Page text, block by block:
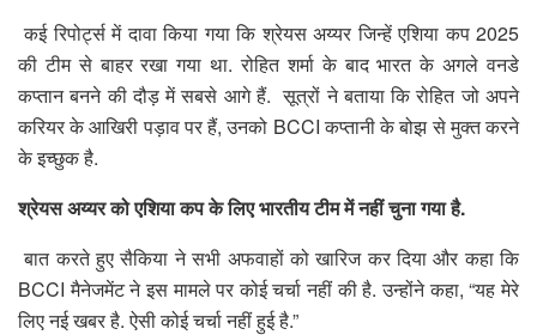
कई रिपोर्ट्स में दावा किया गया कि श्रेयस अय्यर जिन्हें एशिया कप 2025
की टीम से बाहर रखा गया था. रोहित शर्मा के बाद भारत के अगले वनडे
कप्तान बनने की दौड़ में सबसे आगे हैं. सूत्रों ने बताया कि रोहित जो अपने
करियर के आखिरी पड़ाव पर हैं, उनको BCCI कप्तानी के बोझ से मुक्त करने
के इच्छुक है.
श्रेयस अय्यर को एशिया कप के लिए भारतीय टीम में नहीं चुना गया है.
बात करते हुए सैकिया ने सभी अफवाहों को खारिज कर दिया और कहा कि
BCCI मैनेजमेंट ने इस मामले पर कोई चर्चा नहीं की है. उन्होंने कहा, “यह मेरे
लिए नई खबर है. ऐसी कोई चर्चा नहीं हुई है.”